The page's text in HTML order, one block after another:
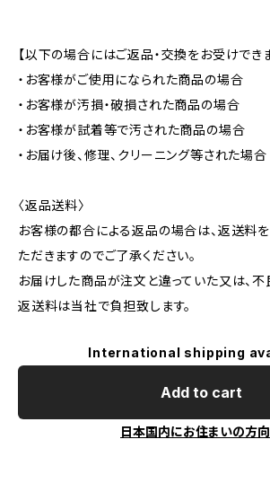
【以下の場合にはご返品・交換をお受けできま
・お客様がご使用になられた商品の場合
・お客様が汚損・破損された商品の場合
・お客様が試着等で汚された商品の場合
・お届け後、修理、クリーニング等された場合
〈返品送料〉
お客様の都合による返品の場合は、返送料
ただきますのでご了承ください。
お届けした商品が注文と違っていた又は、
返送料は当社で負担致します。
International shipping
Add to cart
日本国内にお住まいの方